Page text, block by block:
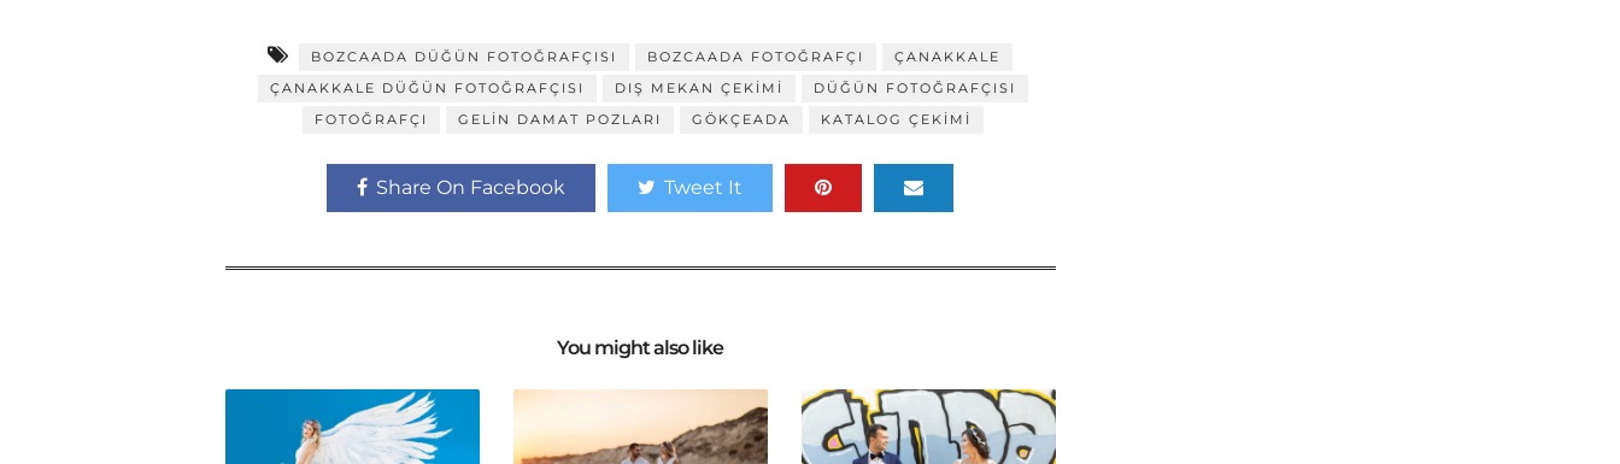
BOZCAADA DÜĞÜN FOTOĞRAFÇISI BOZCAADA FOTOĞRAFÇI
ÇANAKKALE
ÇANAKKALE DÜĞÜN FOTOĞRAFÇISI
DIŞ MEKAN ÇEKIMI
DÜĞÜN FOTOĞRAFÇISI
FOTOĞRAFÇI
GELIN DAMAT POZLARI GÖKÇEADA KATALOG ÇEKIMI
Share On Facebook Tweet It
You might also like